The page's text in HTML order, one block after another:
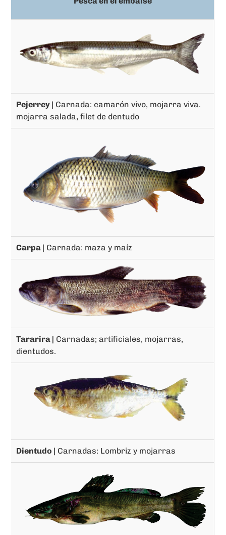
Pejerrey | Carnada: camarón vivo, mojarra viva.
mojarra salada, filet de dentudo
Carpa | Carnada: maza y maíz
Tararira | Carnadas; artificiales, mojarras,
dientudos.
Dientudo | Carnadas: Lombriz y mojarras